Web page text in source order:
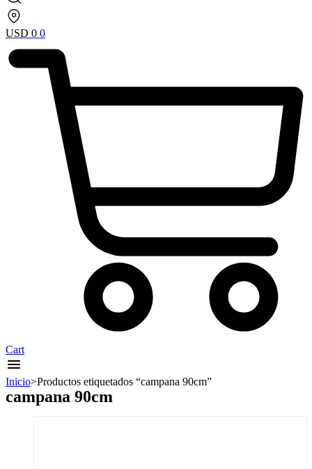
USD 0 0
Cart
Inicio>Productos etiquetados “campana 90cm”
campana 90cm